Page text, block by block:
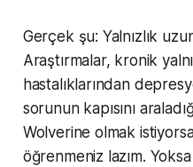
Gerçek şu: Yalnızlık
Araştırmalar, kronik
hastalıklarından
sorunun kapısını
Wolverine olmak
öğrenmeniz lazım.